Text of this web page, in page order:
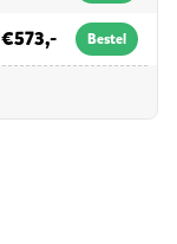
€573,- Bestel